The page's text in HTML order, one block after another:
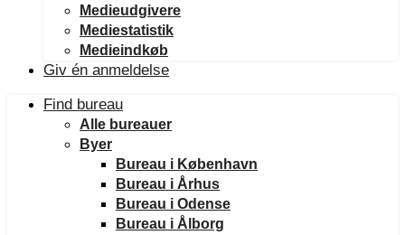
Medieudgivere
Mediestatistik
Medieindkøb
Giv én anmeldelse
Find bureau
Alle bureauer
Byer
Bureau i København
Bureau i Århus
Bureau i Odense
Bureau i Ålborg